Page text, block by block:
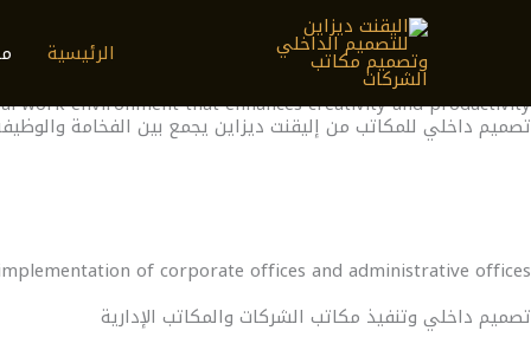
الرئيسية ELEGANT DESIGN
implementation and furnishing of offices by Elegant Design
تصميم وتنفيذ وتأثيث المكاتب من اليقنت ديزاين.
work environment that enhances creativity and productivity
تصميم داخلي للمكاتب من إليقنت ديزاين يجمع بين الفخامة والوظيفة
of corporate offices and administrative offices
تصميم داخلي وتنفيذ مكاتب الشركات والمكاتب الإدارية